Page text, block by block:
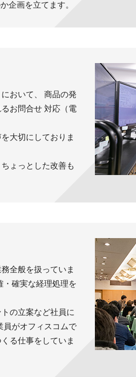
企画を立てます。
おいて、 商品の発
お問合せ 対応（電
大切にしておりま
ょっとした改善も
全般を扱っていま
・確実な経理処理を
の立案など社員に
員がオフィスコムで
る仕事をしていま